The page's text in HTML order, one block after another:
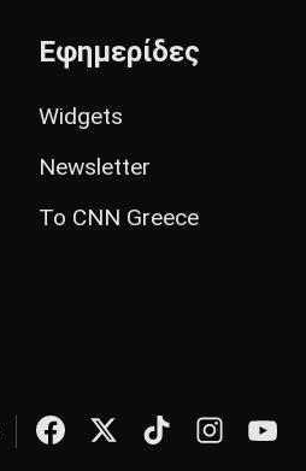
Εφημερίδες
Widgets
Newsletter
Το CNN Greece